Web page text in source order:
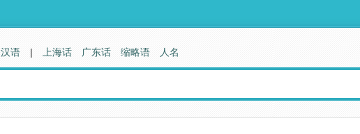
汉语 | 上海话 广东话 缩略语 人名